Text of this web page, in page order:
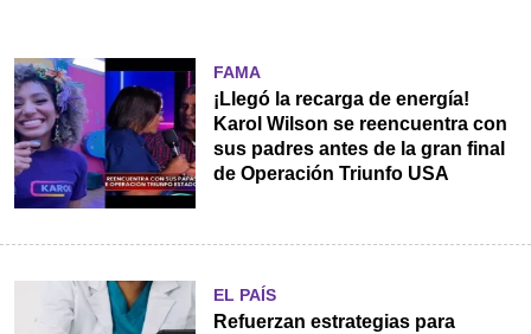
FAMA
¡Llegó la recarga de energía!
Karol Wilson se reencuentra con
sus padres antes de la gran final
de Operación Triunfo USA
EL PAÍS
Refuerzan estrategias para